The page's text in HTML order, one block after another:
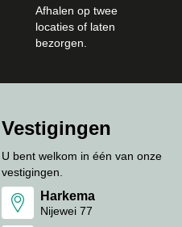
Afhalen op twee
locaties of laten
bezorgen.
Vestigingen
U bent welkom in één van onze
vestigingen.
Harkema
Nijewei 77